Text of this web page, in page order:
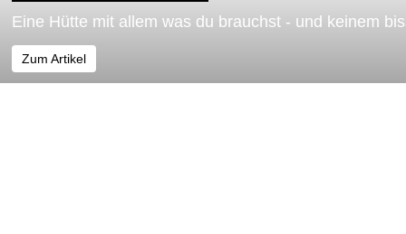
Eine Hütte mit allem was du brauchst - und keinem
Zum Artikel